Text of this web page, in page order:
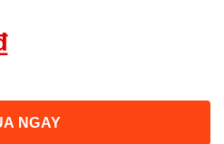
NGAY